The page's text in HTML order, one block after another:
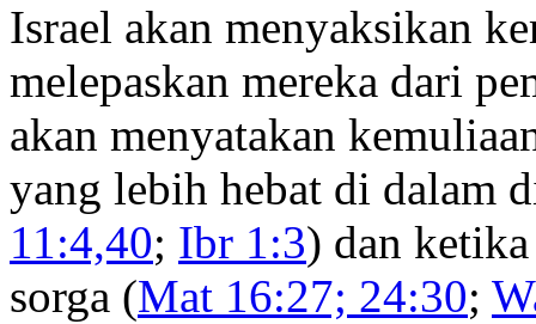
Israel akan menyaksikan
melepaskan mereka dari
akan menyatakan
yang lebih hebat di dalam
11:4,40; Ibr 1:3) dan
sorga (Mat 16:27; 24:30;